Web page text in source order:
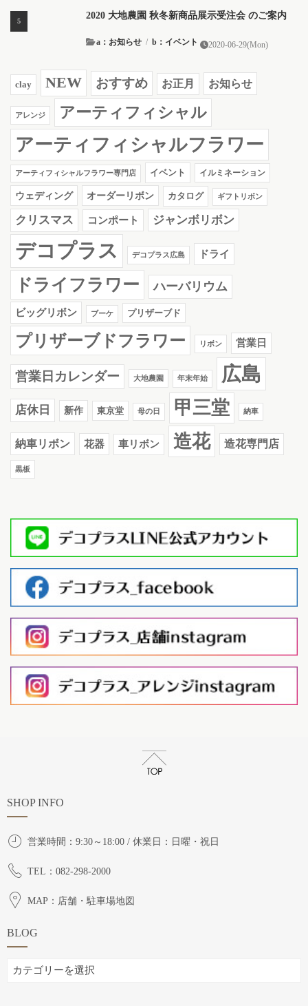
2020 大地農園 秋冬新商品展示受注会 のご案内
2020-06-29(Mon)
a：お知らせ / b：イベント
clay NEW おすすめ お正月 お知らせ
アレンジ アーティフィシャル
アーティフィシャルフラワー
アーティフィシャルフラワー専門店 イベント イルミネーション
ウェディング オーダーリボン カタログ ギフトリボン
クリスマス コンポート ジャンボリボン
デコプラス デコプラス広島 ドライ
ドライフラワー ハーバリウム
ビッグリボン ブーケ プリザーブド
プリザーブドフラワー リボン 営業日
営業日カレンダー 大地農園 年末年始 広島
店休日 新作 東京堂 母の日 甲三堂 納車
納車リボン 花器 車リボン 造花 造花専門店
黒板
SHOP INFO
営業時間：9:30～18:00 / 休業日：日曜・祝日
TEL：082-298-2000
MAP：店舗・駐車場地図
BLOG
BLOG